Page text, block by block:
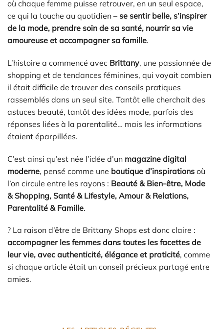
où chaque femme puisse retrouver, en un seul espace,
ce qui la touche au quotidien – se sentir belle, s’inspirer
de la mode, prendre soin de sa santé, nourrir sa vie
amoureuse et accompagner sa famille.
L’histoire a commencé avec Brittany, une passionnée de
shopping et de tendances féminines, qui voyait combien
il était difficile de trouver des conseils pratiques
rassemblés dans un seul site. Tantôt elle cherchait des
astuces beauté, tantôt des idées mode, parfois des
réponses liées à la parentalité… mais les informations
étaient éparpillées.
C’est ainsi qu’est née l’idée d’un magazine digital
moderne, pensé comme une boutique d’inspirations où
l’on circule entre les rayons : Beauté & Bien-être, Mode
& Shopping, Santé & Lifestyle, Amour & Relations,
Parentalité & Famille.
? La raison d’être de Brittany Shops est donc claire :
accompagner les femmes dans toutes les facettes de
leur vie, avec authenticité, élégance et praticité, comme
si chaque article était un conseil précieux partagé entre
amies.